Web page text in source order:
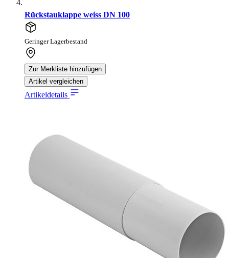
Rückstauklappe weiss DN 100
Geringer Lagerbestand
Zur Merkliste hinzufügen
Artikel vergleichen
Artikeldetails